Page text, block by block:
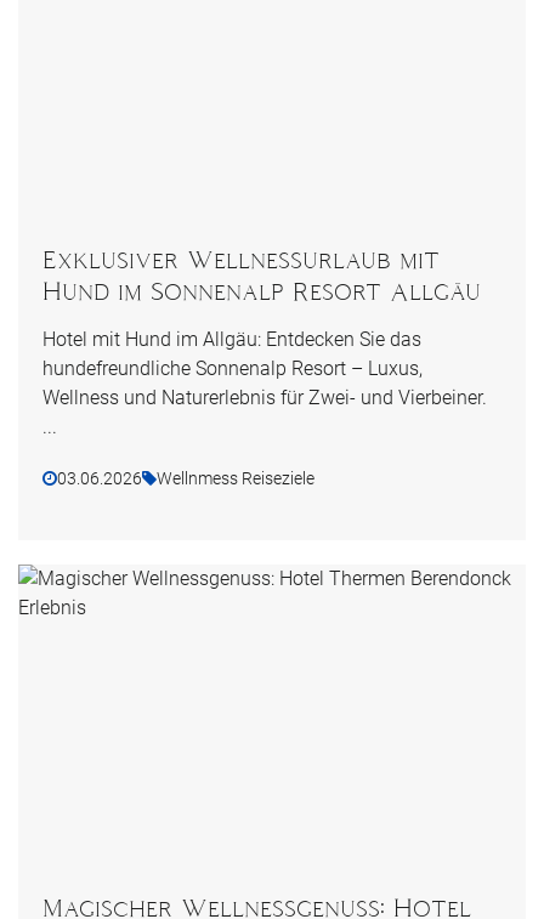
Exklusiver Wellnessurlaub mit
Hund im Sonnenalp Resort Allgäu
Hotel mit Hund im Allgäu: Entdecken Sie das
hundefreundliche Sonnenalp Resort – Luxus,
Wellness und Naturerlebnis für Zwei- und Vierbeiner.
...
03.06.2026 Wellnmess Reiseziele
Magischer Wellnessgenuss: Hotel